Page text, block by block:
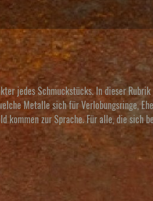
jedes Schmuckstücks. In dieser
Metalle sich für Verlobungsringe,
kommen zur Sprache. Für alle, die sich